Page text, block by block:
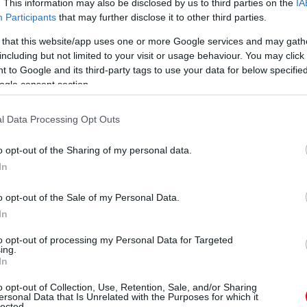
This information may also be disclosed by us to third parties on the
Participants that may further disclose it to other third parties.
that this website/app uses one or more Google services and may
but not limited to your visit or usage behaviour. You may
to Google and its third-party tags to use your data for below
consent section.
Data Processing Opt Outs
opt-out of the Sharing of my personal data.
opt-out of the Sale of my Personal Data.
opt-out of processing my Personal Data for Targeted
opt-out of Collection, Use, Retention, Sale, and/or Sharing
Data that Is Unrelated with the Purposes for which it
a McLarennél, nem borítaná fel
podcastben David Coultharddal beszélgetve
csapatfőnöke – korábbi csapattársa, a podcast egyik
Max Verstappent, ha esélye nyílna rá.
a piacon. De amit mindig látok a McLarennél, az az, hogy
képet. Ezt folyamatosan így csinálják, mert ez az
rendelkező csapat felépítése” – magyarázta a
válasz egyszerű: a lehető legkisebbre csökkenteném
Ha egy csapatnak két kiváló pilótája van, miért kellene
változtatna Lando Norris és Oscar Piastri kettősén, és
bajnokkal is rendelkeznek.
a McLarennél! Ez csak azt bizonyítja, hogy egyáltalán
egyszerűen jó. Bár néha nehéz eset voltál, ne